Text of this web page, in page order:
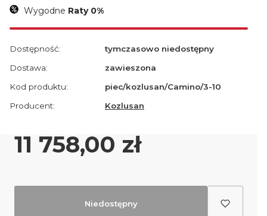
Wygodne Raty 0%
Dostępność:
tymczasowo niedostępny
Dostawa:
zawieszona
Kod produktu:
piec/kozlusan/Camino/3-10
Producent:
Kozlusan
Cena
11 758,00 zł
Niedostępny